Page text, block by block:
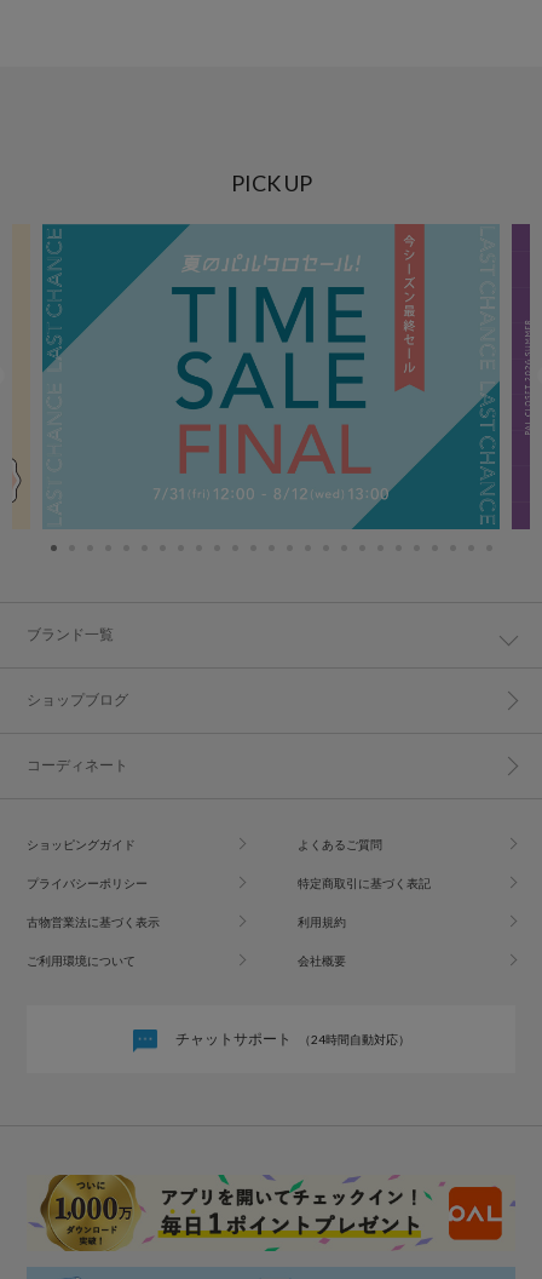
PICK UP
ブランド一覧
ショップブログ
コーディネート
ショッピングガイド よくあるご質問
プライバシーポリシー 特定商取引に基づく表記
古物営業法に基づく表示 利用規約
ご利用環境について 会社概要
チャットサポート （24時間自動対応）